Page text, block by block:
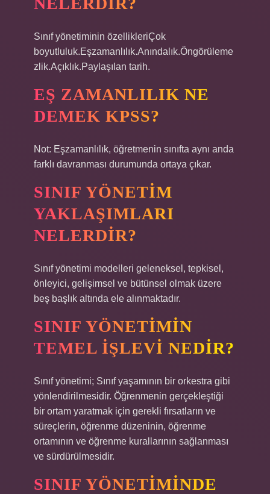
Sınıf yönetiminin özellikleriÇok
boyutluluk.Eşzamanlılık.Anındalık.Öngörüleme
zlik.Açıklık.Paylaşılan tarih.
EŞ ZAMANLILIK NE
DEMEK KPSS?
Not: Eşzamanlılık, öğretmenin sınıfta aynı anda
farklı davranması durumunda ortaya çıkar.
SINIF YÖNETIM
YAKLAŞIMLARI
NELERDIR?
Sınıf yönetimi modelleri geleneksel, tepkisel,
önleyici, gelişimsel ve bütünsel olmak üzere
beş başlık altında ele alınmaktadır.
SINIF YÖNETIMIN
TEMEL IŞLEVI NEDIR?
Sınıf yönetimi; Sınıf yaşamının bir orkestra gibi
yönlendirilmesidir. Öğrenmenin gerçekleştiği
bir ortam yaratmak için gerekli fırsatların ve
süreçlerin, öğrenme düzeninin, öğrenme
ortamının ve öğrenme kurallarının sağlanması
ve sürdürülmesidir.
SINIF YÖNETIMINDE